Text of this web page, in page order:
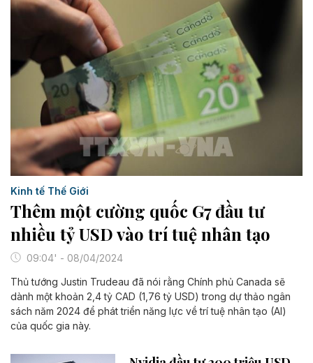
Kinh tế Thế Giới
Thêm một cường quốc G7 đầu tư
nhiều tỷ USD vào trí tuệ nhân tạo
09:04' - 08/04/2024
Thủ tướng Justin Trudeau đã nói rằng Chính phủ Canada sẽ
dành một khoản 2,4 tỷ CAD (1,76 tỷ USD) trong dự thảo ngân
sách năm 2024 để phát triển năng lực về trí tuệ nhân tạo (AI)
của quốc gia này.